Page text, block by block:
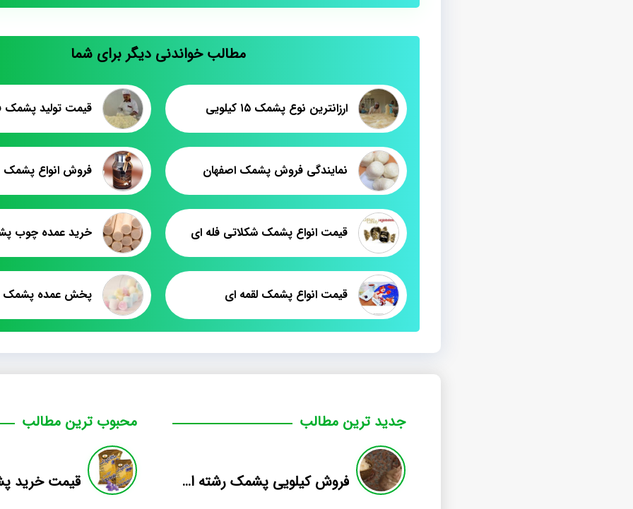
مطالب خواندنی دیگر برای شما
ارزانترین نوع پشمک ۱۵ کیلویی قیمت تولید پشمک
نمایندگی فروش پشمک اصفهان فروش انواع پشمک
قیمت انواع پشمک شکلاتی فله ای خرید عمده چوب پشمک
قیمت انواع پشمک لقمه ای پخش عمده پشمک
جدید ترین مطالب
فروش کیلویی پشمک رشته ای طعم دار میوه
محبوب ترین مطالب